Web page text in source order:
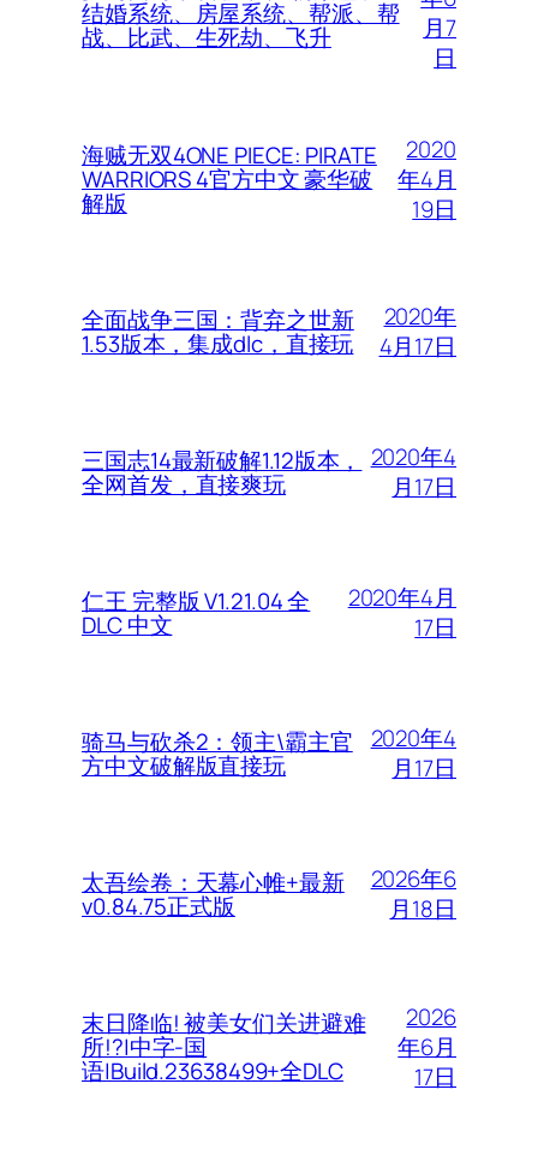
结婚系统、房屋系统、帮派、帮
战、比武、生死劫、飞升
月7
日
海贼无双4ONE PIECE: PIRATE
WARRIORS 4官方中文 豪华破
解版
2020
年4月
19日
全面战争三国：背弃之世新
1.53版本，集成dlc，直接玩
2020年
4月17日
三国志14最新破解1.12版本，
全网首发，直接爽玩
2020年4
月17日
仁王 完整版 V1.21.04 全
DLC 中文
2020年4月
17日
骑马与砍杀2：领主\霸主官
方中文破解版直接玩
2020年4
月17日
太吾绘卷：天幕心帷+最新
v0.84.75正式版
2026年6
月18日
末日降临! 被美女们关进避难
所!?|中字-国
语|Build.23638499+全DLC
2026
年6月
17日